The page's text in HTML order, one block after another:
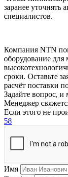
заранее уточнять
специалистов.
Компания NTN
оборудование для
сроки. Оставьте
расчёт поставки
Задайте вопрос,
Менеджер
Если этого не
58
Имя